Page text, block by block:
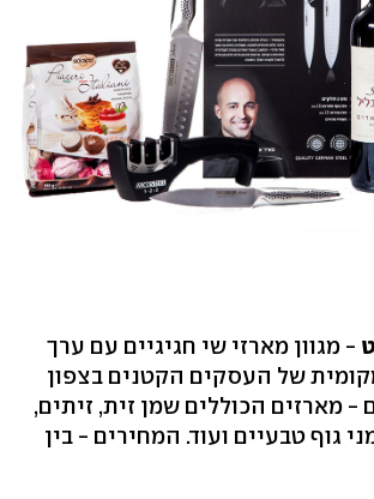
- מגוון מארזי שי חגיגיים עם ערך
של העסקים הקטנים בצפון
- מארזים הכוללים שמן זית, זיתים,
גוף טבעיים ועוד. המחירים - בין